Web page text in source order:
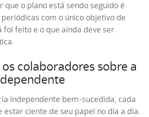
o plano está sendo seguido é
com o único objetivo de
foi feito e o que ainda deve ser
colaboradores sobre a
independente bem-sucedida, cada
estar ciente de seu papel no dia a dia.